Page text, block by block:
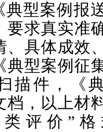
典型案例报
要求真实准
、具体成效
典型案例征
描件，《
档，以上材
评价”